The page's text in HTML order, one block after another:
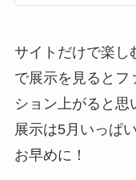
サイトだけで楽し
で展示を見るとフ
ション上がると思
展示は5月いっぱ
お早めに！